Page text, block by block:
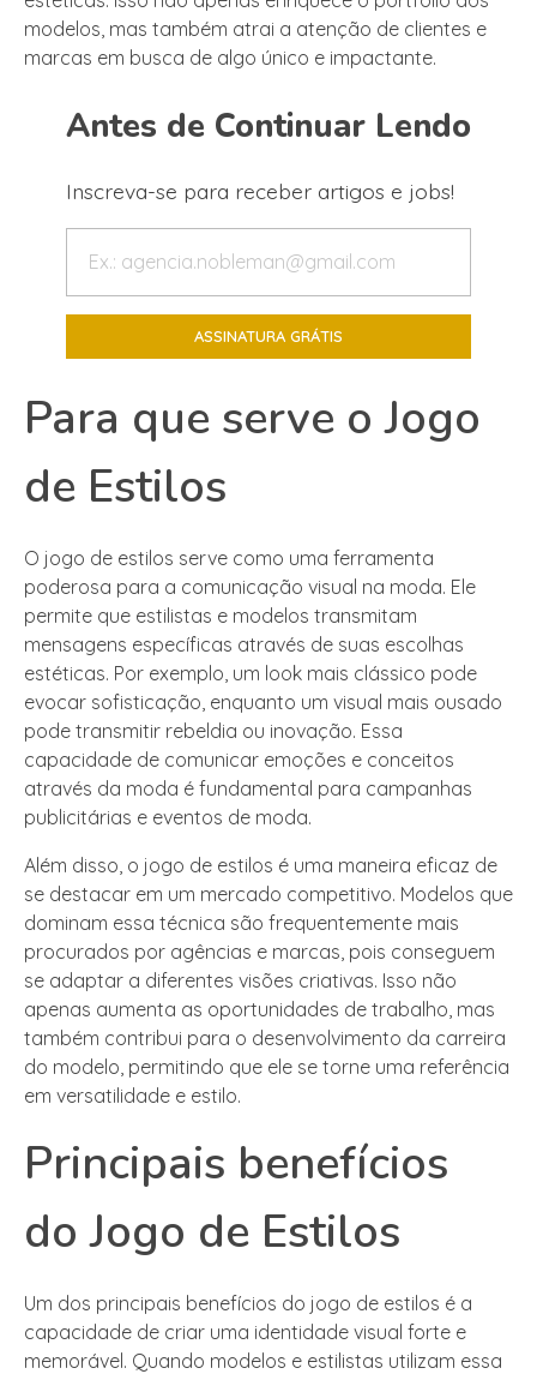
modelos, mas também atrai a atenção de clientes e
marcas em busca de algo único e impactante.
Antes de Continuar Lendo
Inscreva-se para receber artigos e jobs!
Para que serve o Jogo
de Estilos
O jogo de estilos serve como uma ferramenta
poderosa para a comunicação visual na moda. Ele
permite que estilistas e modelos transmitam
mensagens específicas através de suas escolhas
estéticas. Por exemplo, um look mais clássico pode
evocar sofisticação, enquanto um visual mais ousado
pode transmitir rebeldia ou inovação. Essa
capacidade de comunicar emoções e conceitos
através da moda é fundamental para campanhas
publicitárias e eventos de moda.
Além disso, o jogo de estilos é uma maneira eficaz de
se destacar em um mercado competitivo. Modelos que
dominam essa técnica são frequentemente mais
procurados por agências e marcas, pois conseguem
se adaptar a diferentes visões criativas. Isso não
apenas aumenta as oportunidades de trabalho, mas
também contribui para o desenvolvimento da carreira
do modelo, permitindo que ele se torne uma referência
em versatilidade e estilo.
Principais benefícios
do Jogo de Estilos
Um dos principais benefícios do jogo de estilos é a
capacidade de criar uma identidade visual forte e
memorável. Quando modelos e estilistas utilizam essa